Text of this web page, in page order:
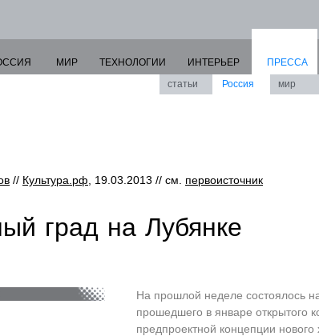
МИР ТЕХНОЛОГИИ ИНТЕРЬЕР
ПРЕССА
статьи
Россия мир
// Культура.рф , 19.03.2013 // см. первоисточник
град на Лубянке
На прошлой неделе состоялось
прошедшего в январе открытого
предпроектной концепции нового